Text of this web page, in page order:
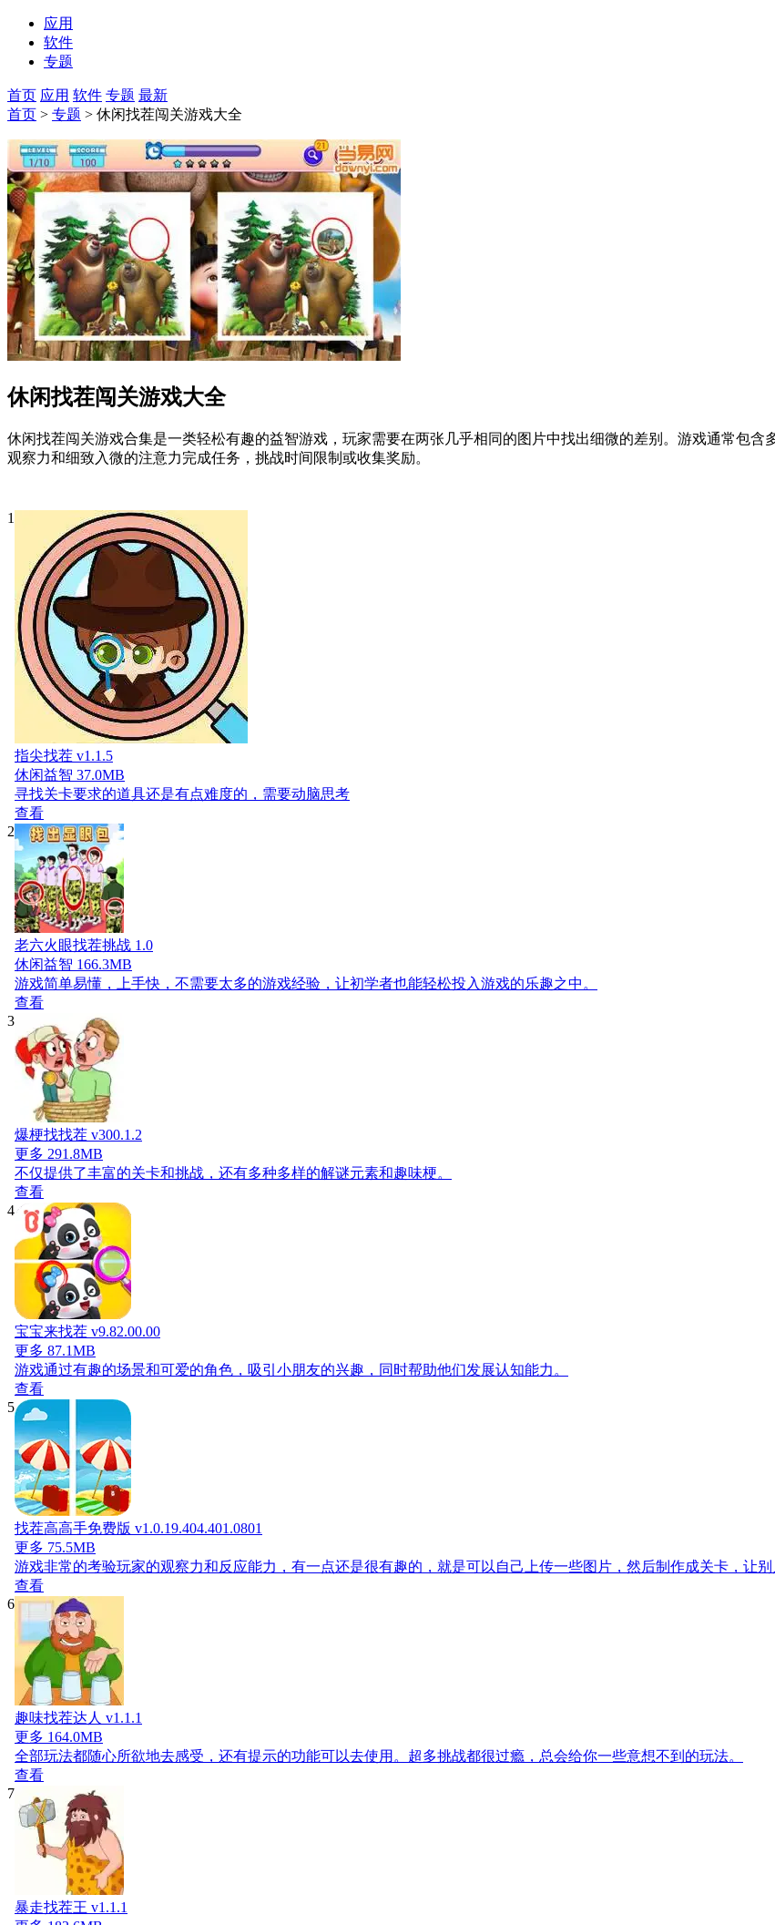
应用
软件
专题
首页 应用 软件 专题 最新
首页 > 专题 > 休闲找茬闯关游戏大全
休闲找茬闯关游戏大全
休闲找茬闯关游戏合集是一类轻松有趣的益智游戏，玩家需要在两张几乎相同的图片中找出细微的差别。游戏通常包
观察力和细致入微的注意力完成任务，挑战时间限制或收集奖励。
1
指尖找茬 v1.1.5
休闲益智 37.0MB
寻找关卡要求的道具还是有点难度的，需要动脑思考
查看
2
老六火眼找茬挑战 1.0
休闲益智 166.3MB
游戏简单易懂，上手快，不需要太多的游戏经验，让初学者也能轻松投入游戏的乐趣之中。
查看
3
爆梗找找茬 v300.1.2
更多 291.8MB
不仅提供了丰富的关卡和挑战，还有多种多样的解谜元素和趣味梗。
查看
4
宝宝来找茬 v9.82.00.00
更多 87.1MB
游戏通过有趣的场景和可爱的角色，吸引小朋友的兴趣，同时帮助他们发展认知能力。
查看
5
找茬高高手免费版 v1.0.19.404.401.0801
更多 75.5MB
游戏非常的考验玩家的观察力和反应能力，有一点还是很有趣的，就是可以自己上传一些图片，然后制作成关卡，让别
查看
6
趣味找茬达人 v1.1.1
更多 164.0MB
全部玩法都随心所欲地去感受，还有提示的功能可以去使用。超多挑战都很过瘾，总会给你一些意想不到的玩法。
查看
7
暴走找茬王 v1.1.1